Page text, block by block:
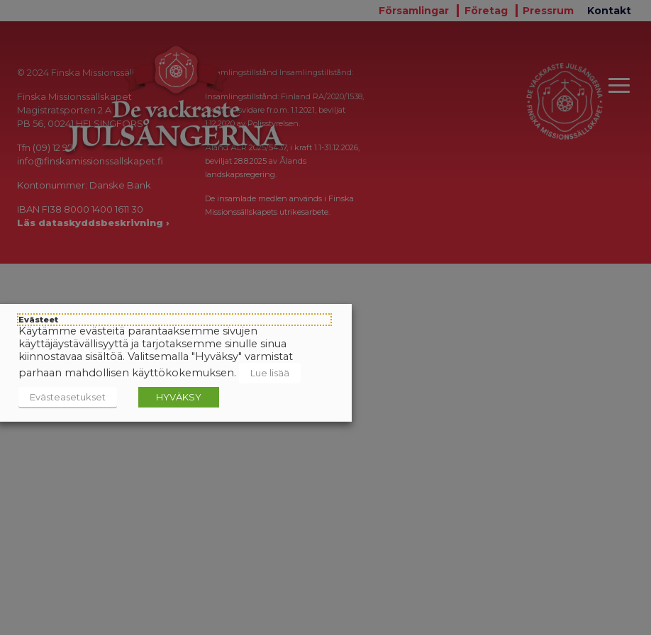
Församlingar Företag Pressrum Kontakt
© 2024 Finska Missionssällskapet
Finska Missionssällskapet
Magistratsporten 2 A
PB 56, 00241 HELSINGFORS
Tfn (09) 12 971
info@finskamissionssallskapet.fi
Kontonummer: Danske Bank
IBAN FI38 8000 1400 1611 30
Läs dataskyddsbeskrivning ›
Insamlingstillstånd Insamlingstillstånd:
Insamlingstillstånd: Finland RA/2020/1538,
i kraft tillsvidare fr.o.m. 1.1.2021, beviljat
1.12.2020 av Polisstyrelsen.
Åland ÅLR 2025/5437, i kraft 1.1-31.12.2026,
beviljat 28.8.2025 av Ålands
landskapsregering.
De insamlade medlen används i Finska
Missionssällskapets utrikesarbete.
Evästeet
Käytämme evästeitä parantaaksemme sivujen
käyttäjäystävällisyyttä ja tarjotaksemme sinulle sinua
kiinnostavaa sisältöä. Valitsemalla "Hyväksy" varmistat
parhaan mahdollisen käyttökokemuksen.
Lue lisää
Evästeasetukset HYVÄKSY